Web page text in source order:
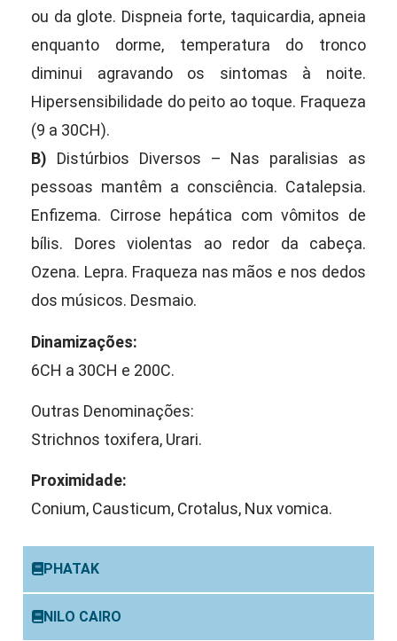
ou da glote. Dispneia forte, taquicardia, apneia
enquanto dorme, temperatura do tronco
diminui agravando os sintomas à noite.
Hipersensibilidade do peito ao toque. Fraqueza
(9 a 30CH).
B) Distúrbios Diversos – Nas paralisias as
pessoas mantêm a consciência. Catalepsia.
Enfizema. Cirrose hepática com vômitos de
bílis. Dores violentas ao redor da cabeça.
Ozena. Lepra. Fraqueza nas mãos e nos dedos
dos músicos. Desmaio.
Dinamizações:
6CH a 30CH e 200C.
Outras Denominações:
Strichnos toxifera, Urari.
Proximidade:
Conium, Causticum, Crotalus, Nux vomica.
PHATAK
NILO CAIRO